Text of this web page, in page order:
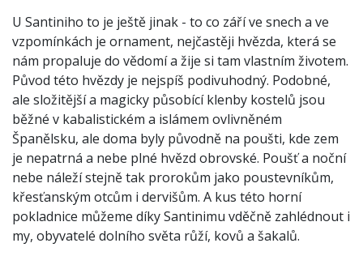
U Santiniho to je ještě jinak - to co září ve snech a ve
vzpomínkách je ornament, nejčastěji hvězda, která se
nám propaluje do vědomí a žije si tam vlastním životem.
Původ této hvězdy je nejspíš podivuhodný. Podobné,
ale složitější a magicky působící klenby kostelů jsou
běžné v kabalistickém a islámem ovlivněném
Španělsku, ale doma byly původně na poušti, kde zem
je nepatrná a nebe plné hvězd obrovské. Poušť a noční
nebe náleží stejně tak prorokům jako poustevníkům,
křesťanským otcům i dervišům. A kus této horní
pokladnice můžeme díky Santinimu vděčně zahlédnout i
my, obyvatelé dolního světa růží, kovů a šakalů.